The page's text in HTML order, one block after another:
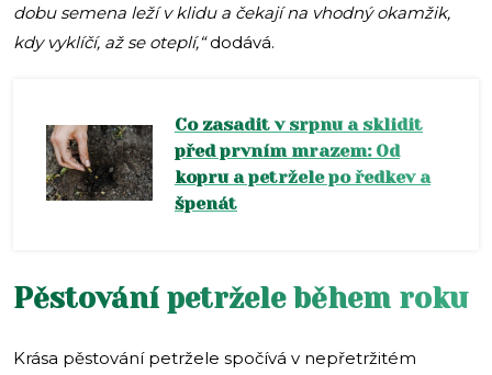
dobu semena leží v klidu a čekají na vhodný okamžik,
kdy vyklíčí, až se oteplí,“dodává.
Co zasadit v srpnu a sklidit
před prvním mrazem: Od
kopru a petržele po ředkev a
špenát
Pěstování petržele během roku
Krása pěstování petržele spočívá v nepřetržitém